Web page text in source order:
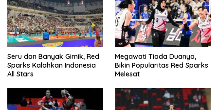
Seru dan Banyak Gimik, Red
Sparks Kalahkan Indonesia
All Stars
Megawati Tiada Duanya,
Bikin Popularitas Red Sparks
Melesat